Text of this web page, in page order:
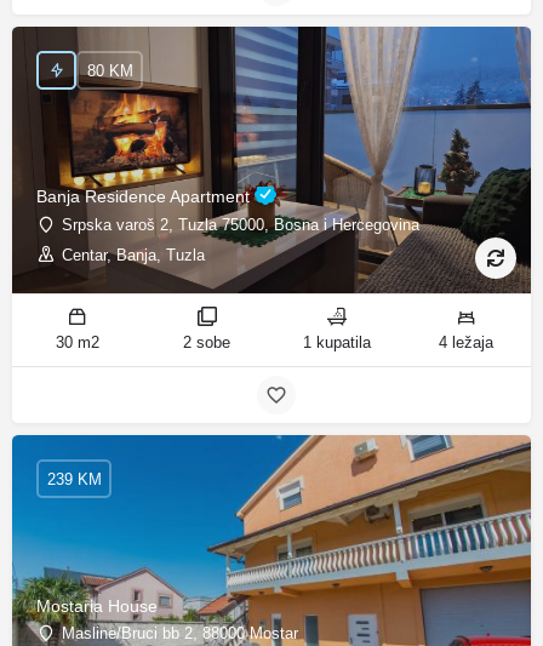
Banja Residence Apartment
Srpska varoš 2, Tuzla 75000, Bosna i Hercegovina
Centar, Banja, Tuzla
80 KM
30 m2 2 sobe 1 kupatila 4 ležaja
Mostaria House
Masline/Bruci bb 2, 88000 Mostar
239 KM